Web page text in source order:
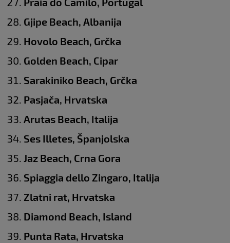
Gjipe Beach, Albanija
Hovolo Beach, Grčka
Golden Beach, Cipar
Sarakiniko Beach, Grčka
Pasjača, Hrvatska
Arutas Beach, Italija
Ses Illetes, Španjolska
Jaz Beach, Crna Gora
Spiaggia dello Zingaro, Italija
Zlatni rat, Hrvatska
Diamond Beach, Island
Punta Rata, Hrvatska